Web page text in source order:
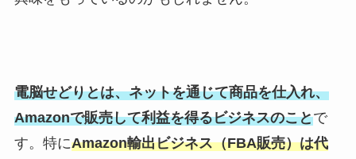
電脳せどりとは、ネットを通じて商品を仕入れ、
Amazonで販売して利益を得るビジネスのことで
す。特にAmazon輸出ビジネス（FBA販売）は代